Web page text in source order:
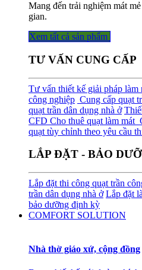
Mang đến trải nghiệm mát
gian.
Xem tất cả sản phẩm
TƯ VẤN CUNG CẤP
Tư vấn thiết kế giải pháp làm
công nghiệp Cung cấp quạt
quạt trần dân dụng nhà ở
CFD Cho thuê quạt làm mát
quạt tùy chỉnh theo yêu cầu
LẮP ĐẶT - BẢO
Lắp đặt thi công quạt trần
trần dân dụng nhà ở Lắp đặt
bảo dưỡng định kỳ
COMFORT SOLUTION
Nhà thờ giáo xứ, cộng đồng